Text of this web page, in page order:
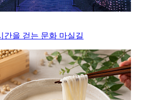
간을 걷는 문화 마실길